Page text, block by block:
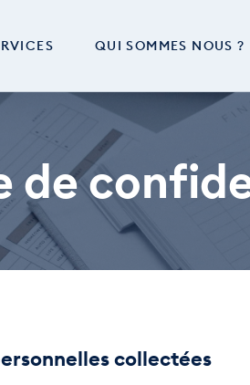
QUI SOMMES NOUS ?
de
collectées